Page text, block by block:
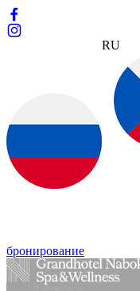
RU
бронирование